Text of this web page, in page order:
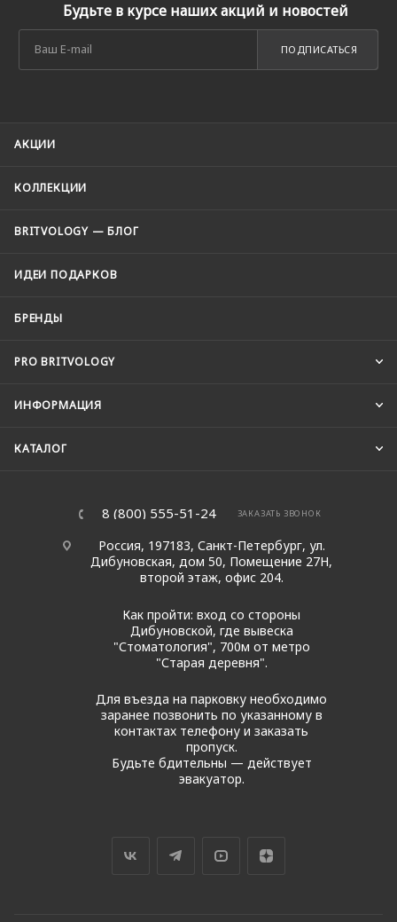
Будьте в курсе наших акций и новостей
ПОДПИСАТЬСЯ
АКЦИИ
КОЛЛЕКЦИИ
BRITVOLOGY — БЛОГ
ИДЕИ ПОДАРКОВ
БРЕНДЫ
PRO BRITVOLOGY
ИНФОРМАЦИЯ
КАТАЛОГ
8 (800) 555-51-24 ЗАКАЗАТЬ ЗВОНОК
Россия, 197183, Санкт-Петербург, ул.
Дибуновская, дом 50, Помещение 27Н,
второй этаж, офис 204.
Как пройти: вход со стороны
Дибуновской, где вывеска
"Стоматология", 700м от метро
"Старая деревня".
Для въезда на парковку необходимо
заранее позвонить по указанному в
контактах телефону и заказать
пропуск.
Будьте бдительны — действует
эвакуатор.